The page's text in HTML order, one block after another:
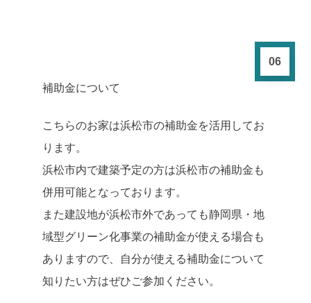
06
補助金について
こちらのお家は浜松市の補助金を活用してお
ります。
浜松市内で建築予定の方は浜松市の補助金も
併用可能となっております。
また建設地が浜松市外であっても静岡県・地
域型グリーン化事業の補助金が使える場合も
ありますので、自分が使える補助金について
知りたい方はぜひご参加ください。